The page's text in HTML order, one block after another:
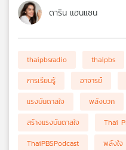
ดาริน แฮนแซน
thaipbsradio thaipbs
การเรียนรู้
อาจารย์
แรงบันดาลใจ
พลังบวก
สร้างแรงบันดาลใจ
Thai
ThaiPBSPodcast
พลังใจ